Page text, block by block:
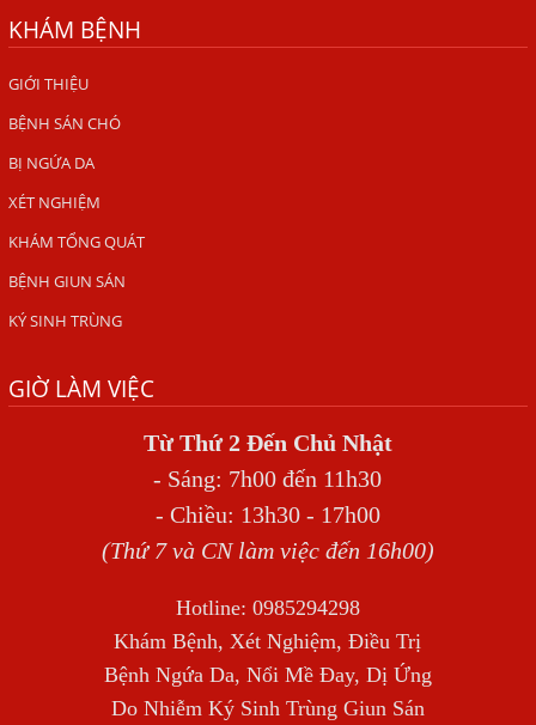
Ăn hải sản sống, coi chừng nhiễm giun sán
TỔNG QUAN VỀ KÉM HẤP THU THỨC ĂN
HÀ NỘI – NHIỄM BA LOẠI KÝ SINH TRÙNG DO THÓI QUEN
VIÊM DA ĐỒNG TIỀN
Tại sao khám bệnh viện da liễu nhiều năm không hết
ngứa?
SÁN TRONG NÃO GÂY RA CÁC TRIỆU CHỨNG NHƯ TÂM
THẦN
BỆNH GIUN XOẮN
Địa Chỉ Điều Trị Bệnh Sán Dây Uy Tín Tại Hà Nội
TỔNG QUAN VỀ NHIỄM GIUN LƯƠN
Đầu Hàng Vì Trị Nhiều Lần Không Khỏi
NHIỄM TRÙNG NÃO DO AMIP, VIÊM MÀNG NÃO DO AMIP
NGUYÊN PHÁT
KHÁM BỆNH
GIỚI THIỆU
BỆNH SÁN CHÓ
BỊ NGỨA DA
XÉT NGHIỆM
KHÁM TỔNG QUÁT
BỆNH GIUN SÁN
KÝ SINH TRÙNG
GIỜ LÀM VIỆC
Từ Thứ 2 Đến Chủ Nhật
- Sáng: 7h00 đến 11h30
- Chiều: 13h30 - 17h00
(Thứ 7 và CN làm việc đến 16h00)
Hotline: 0985294298
Khám Bệnh, Xét Nghiệm, Điều Trị
Bệnh Ngứa Da, Nổi Mề Đay, Dị Ứng
Do Nhiễm Ký Sinh Trùng Giun Sán